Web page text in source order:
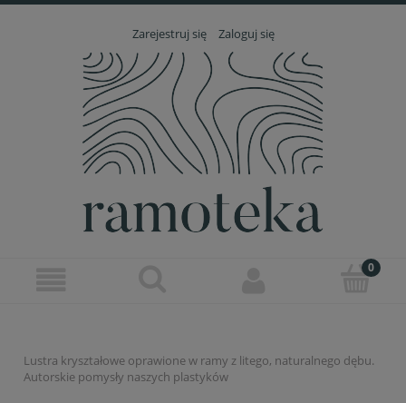
Zarejestruj się Zaloguj się
Lustra kryształowe oprawione w ramy z litego, naturalnego dębu.
Autorskie pomysły naszych plastyków